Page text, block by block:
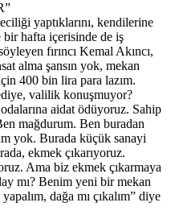
yaptıklarını, kendilerine
bir hafta içerisinde de iş
fırıncı Kemal Akıncı,
alma şansın yok, mekan
400 bin lira para lazım.
valilik konuşmuyor?
aidat ödüyoruz. Sahip
mağdurum. Ben buradan
yok. Burada küçük sanayi
ekmek çıkarıyoruz.
Ama biz ekmek çıkarmaya
mı? Benim yeni bir mekan
dağa mı çıkalım” diye